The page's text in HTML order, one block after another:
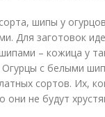
шипы у
Для заготовок
– кожица у
Огурцы с белыми
сортов. Их,
они не будут